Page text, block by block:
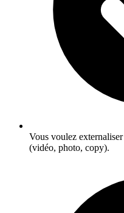
Vous voulez
(vidéo, photo, copy).